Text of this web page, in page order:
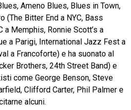
Ameno Blues, Blues in Town,
(The Bitter End a NYC, Bass
a Memphis, Ronnie Scott’s a
a Parigi, International Jazz Fest a
a Francoforte) e ha suonato al
Brothers, 24th Street Band) e
come George Benson, Steve
Clifford Carter, Phil Palmer e
alcuni.